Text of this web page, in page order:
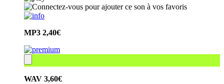
MP3 2,40€
WAV 3,60€